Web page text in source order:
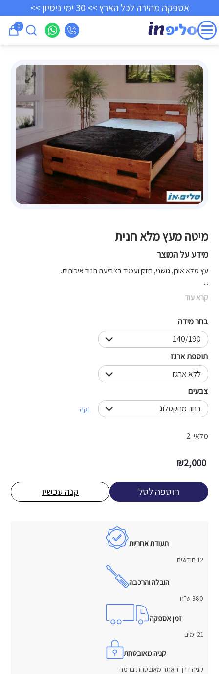
אספקה מהירה לכל הארץ >> 30 ימי ניסיון >>
0
מיטה מעץ מלא חנית
מידע על המוצר
עץ מלא אורן, גושני, חזק ועמיד בצביעת תנור איכותית.
...
קרא עוד
בחר מידה
תוספת ארגז
צבעים
נקה
2,000
₪
מלאי: 2
הוספה לסל קנה עכשיו
תעודת אחריות
12 חודשים
הובלה והרכבה
380 ש"ח
זמן אספקה
21 ימים
קניה מאובטחת
קניה דרך האתר מאובטחת ברמה